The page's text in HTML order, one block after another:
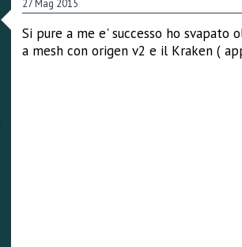
27 Mag 2015
Si pure a me e' successo ho
a mesh con origen v2 e il Kraken (